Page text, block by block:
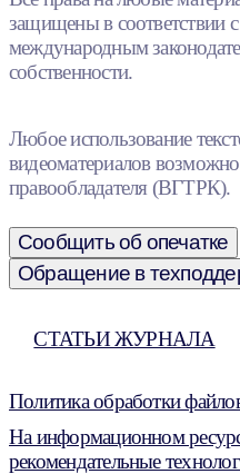
защищены в соответствии
международным
собственности.
Любое использование
видеоматериалов возможно
правообладателя (ВГТРК).
Сообщить об опечатке
Обращение в
СТАТЬИ ЖУРНАЛА
Политика обработки
На информационном
рекомендательные